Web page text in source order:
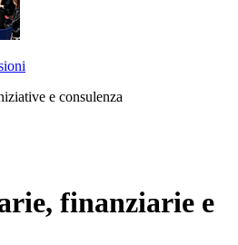
e consulenza
finanziarie e